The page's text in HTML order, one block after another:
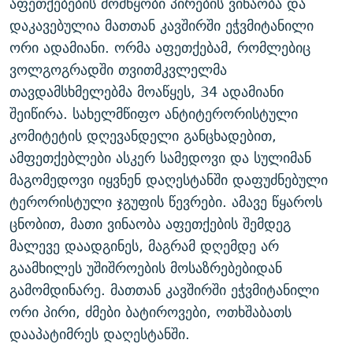
ᲛᲝᲚᲐᲞᲐᲠᲐᲙᲔ ᲢᲔᲥᲡᲢᲔᲑᲘ
ᲨᲘᲜ - ᲣᲪᲮᲝᲔᲗᲨᲘ
ᲚᲘᲢᲔᲠᲐᲢᲣᲠᲣᲚᲘ ᲬᲐᲮᲜᲐᲒᲔᲑᲘ
ᲐᲛᲔᲠᲘᲙᲣᲚᲘ ᲛᲝᲗᲮᲠᲝᲑᲐ
ᲘᲛᲞᲔᲠᲘᲐ ᲓᲐ ᲠᲐᲓᲘᲝ
ᲩᲔᲛᲘ ᲡᲘᲙᲕᲓᲘᲚᲘᲡ ᲛᲘᲖᲔᲖᲘᲐ COVID-19
11 ᲬᲔᲚᲘ - 11 ᲐᲛᲑᲐᲕᲘ
ᲡᲐᲞᲐᲠᲚᲐᲛᲔᲜᲢᲝ ᲐᲠᲩᲔᲕᲜᲔᲑᲘᲡ ᲘᲡᲢᲝᲠᲘᲐ
ᲑᲐᲕᲨᲕᲔᲑᲘ ᲞᲠᲝᲡᲢᲘᲢᲣᲪᲘᲐᲨᲘ - ᲐᲛᲝᲣᲗᲥᲛᲔᲚᲘ ᲐᲛᲑᲐᲕᲘ
5 ᲐᲛᲑᲐᲕᲘ - 20 ᲘᲕᲜᲘᲡᲡ ᲓᲐᲨᲐᲕᲔᲑᲣᲚᲔᲑᲘ
ᲐᲒᲕᲘᲡᲢᲝᲡ ᲝᲛᲘ
ПРИВЕТ ᲙᲣᲚᲢᲣᲠᲐ
ᲒᲐᲛᲝᲘᲬᲔᲠᲔ
რთე/რთ-ის ყველა საიტი
დაკავებულია მათთან კავშირში ეჭვმიტანილი
ორი ადამიანი. ორმა აფეთქებამ, რომლებიც
ვოლგოგრადში თვითმკვლელმა
თავდამსხმელებმა მოაწყეს, 34 ადამიანი
შეიწირა. სახელმწიფო ანტიტერორისტული
კომიტეტის დღევანდელი განცხადებით,
ამფეთქებლები ასკერ სამედოვი და სულიმან
მაგომედოვი იყვნენ დაღესტანში დაფუძნებული
ტერორისტული ჯგუფის წევრები. ამავე წყაროს
ცნობით, მათი ვინაობა აფეთქების შემდეგ
მალევე დაადგინეს, მაგრამ დღემდე არ
გაამხილეს უშიშროების მოსაზრებებიდან
გამომდინარე. მათთან კავშირში ეჭვმიტანილი
ორი პირი, ძმები ბატიროვები, ოთხშაბათს
დააპატიმრეს დაღესტანში.